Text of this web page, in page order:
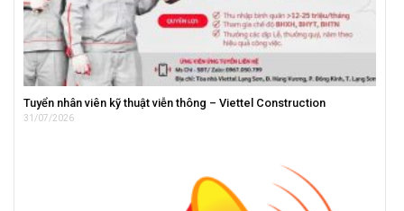
Tuyển nhân viên kỹ thuật viễn thông – Viettel Construction
31/07/2026